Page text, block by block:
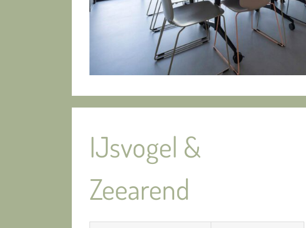
IJsvogel &
Zeearend